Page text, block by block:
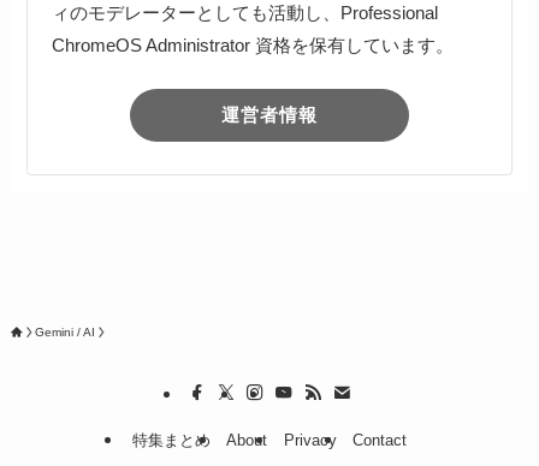
ィのモデレーターとしても活動し、Professional
ChromeOS Administrator 資格を保有しています。
運営者情報
Gemini / AI
特集まとめ About Privacy Contact